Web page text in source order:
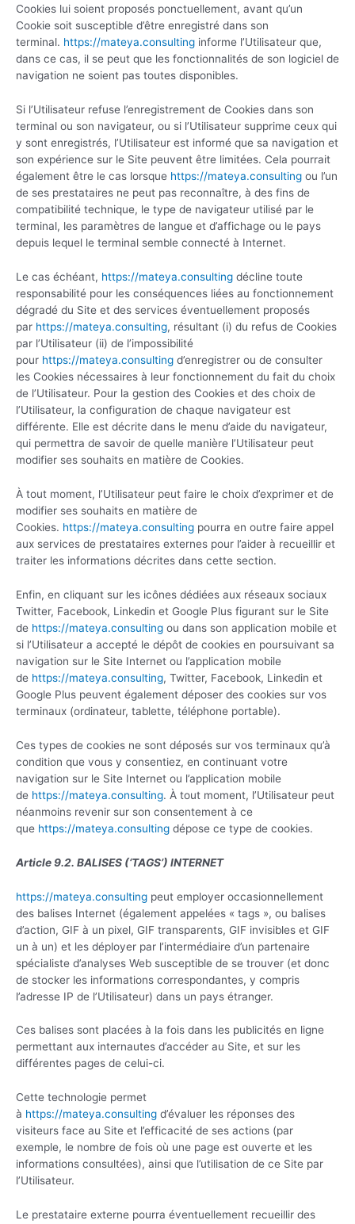
Cookies lui soient proposés ponctuellement, avant qu’un
Cookie soit susceptible d’être enregistré dans son
terminal. https://mateya.consulting informe l’Utilisateur que,
dans ce cas, il se peut que les fonctionnalités de son logiciel de
navigation ne soient pas toutes disponibles.
Si l’Utilisateur refuse l’enregistrement de Cookies dans son
terminal ou son navigateur, ou si l’Utilisateur supprime ceux qui
y sont enregistrés, l’Utilisateur est informé que sa navigation et
son expérience sur le Site peuvent être limitées. Cela pourrait
également être le cas lorsque https://mateya.consulting ou l’un
de ses prestataires ne peut pas reconnaître, à des fins de
compatibilité technique, le type de navigateur utilisé par le
terminal, les paramètres de langue et d’affichage ou le pays
depuis lequel le terminal semble connecté à Internet.
Le cas échéant, https://mateya.consulting décline toute
responsabilité pour les conséquences liées au fonctionnement
dégradé du Site et des services éventuellement proposés
par https://mateya.consulting, résultant (i) du refus de Cookies
par l’Utilisateur (ii) de l’impossibilité
pour https://mateya.consulting d’enregistrer ou de consulter
les Cookies nécessaires à leur fonctionnement du fait du choix
de l’Utilisateur. Pour la gestion des Cookies et des choix de
l’Utilisateur, la configuration de chaque navigateur est
différente. Elle est décrite dans le menu d’aide du navigateur,
qui permettra de savoir de quelle manière l’Utilisateur peut
modifier ses souhaits en matière de Cookies.
À tout moment, l’Utilisateur peut faire le choix d’exprimer et de
modifier ses souhaits en matière de
Cookies. https://mateya.consulting pourra en outre faire appel
aux services de prestataires externes pour l’aider à recueillir et
traiter les informations décrites dans cette section.
Enfin, en cliquant sur les icônes dédiées aux réseaux sociaux
Twitter, Facebook, Linkedin et Google Plus figurant sur le Site
de https://mateya.consulting ou dans son application mobile et
si l’Utilisateur a accepté le dépôt de cookies en poursuivant sa
navigation sur le Site Internet ou l’application mobile
de https://mateya.consulting, Twitter, Facebook, Linkedin et
Google Plus peuvent également déposer des cookies sur vos
terminaux (ordinateur, tablette, téléphone portable).
Ces types de cookies ne sont déposés sur vos terminaux qu’à
condition que vous y consentiez, en continuant votre
navigation sur le Site Internet ou l’application mobile
de https://mateya.consulting. À tout moment, l’Utilisateur peut
néanmoins revenir sur son consentement à ce
que https://mateya.consulting dépose ce type de cookies.
Article 9.2. BALISES (‘TAGS’) INTERNET
https://mateya.consulting peut employer occasionnellement
des balises Internet (également appelées « tags », ou balises
d’action, GIF à un pixel, GIF transparents, GIF invisibles et GIF
un à un) et les déployer par l’intermédiaire d’un partenaire
spécialiste d’analyses Web susceptible de se trouver (et donc
de stocker les informations correspondantes, y compris
l’adresse IP de l’Utilisateur) dans un pays étranger.
Ces balises sont placées à la fois dans les publicités en ligne
permettant aux internautes d’accéder au Site, et sur les
différentes pages de celui-ci.
Cette technologie permet
à https://mateya.consulting d’évaluer les réponses des
visiteurs face au Site et l’efficacité de ses actions (par
exemple, le nombre de fois où une page est ouverte et les
informations consultées), ainsi que l’utilisation de ce Site par
l’Utilisateur.
Le prestataire externe pourra éventuellement recueillir des